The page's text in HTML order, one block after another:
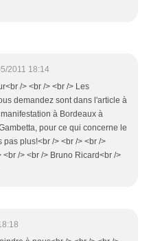
2011 18:14
/> <br /> <br /> Les
demandez sont dans l'article à
à Bordeaux à
pour ce qui concerne le
pas plus!<br /> <br /> <br />
/> <br /> Bruno Ricard<br />